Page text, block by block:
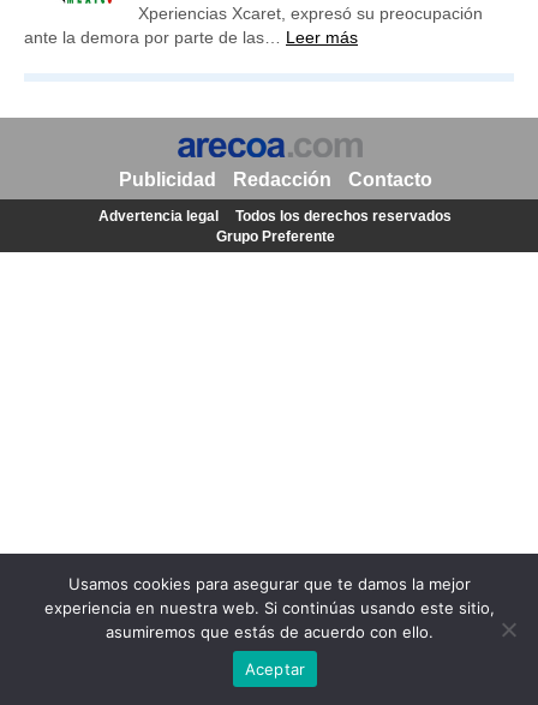
Xperiencias Xcaret, expresó su preocupación
ante la demora por parte de las… Leer más
Usamos cookies para asegurar que te damos la mejor
experiencia en nuestra web. Si continúas usando este sitio,
asumiremos que estás de acuerdo con ello.
Aceptar
Publicidad Redacción Contacto
Advertencia legal
Todos los derechos reservados
Grupo Preferente